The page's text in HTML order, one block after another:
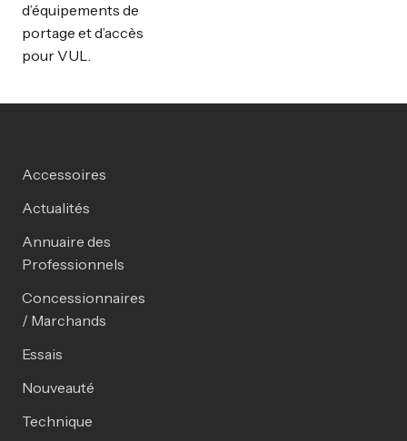
d’équipements de
portage et d’accès
pour VUL.
Accessoires
Actualités
Annuaire des
Professionnels
Concessionnaires
/ Marchands
Essais
Nouveauté
Technique